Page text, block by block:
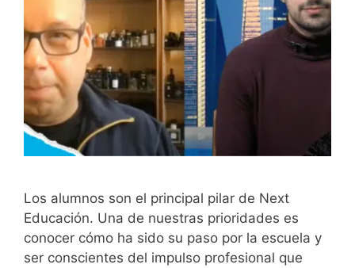
Los alumnos son el principal pilar de Next
Educación. Una de nuestras prioridades es
conocer cómo ha sido su paso por la escuela y
ser conscientes del impulso profesional que